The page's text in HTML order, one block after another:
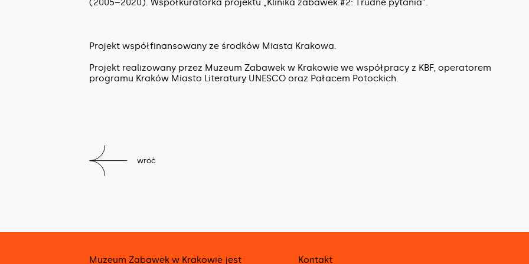
(2005–2020). Współkuratorka projektu „Klinika zabawek #2: Trudne pytania”.
Projekt współfinansowany ze środków Miasta Krakowa.
Projekt realizowany przez Muzeum Zabawek w Krakowie we współpracy z KBF, operatorem
programu Kraków Miasto Literatury UNESCO oraz Pałacem Potockich.
wróć
Muzeum Zabawek w Krakowie jest Kontakt